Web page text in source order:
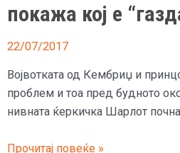
покажа кој е
22/07/2017
Војвотката од Кембриџ и
проблем и тоа пред будното
нивната ќеркичка Шарлот
(ВИДЕО)
Прочитај повеќе »